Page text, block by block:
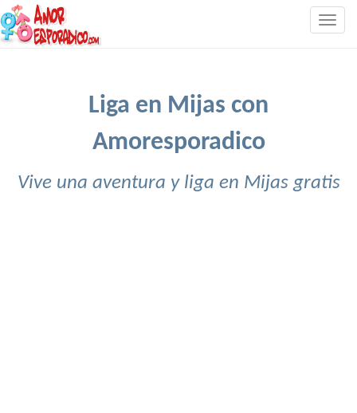
Liga en Mijas con
Amoresporadico
Vive una aventura y liga en Mijas gratis